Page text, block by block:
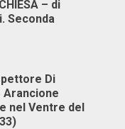
– di
Seconda
Di
Arancione
nel Ventre del